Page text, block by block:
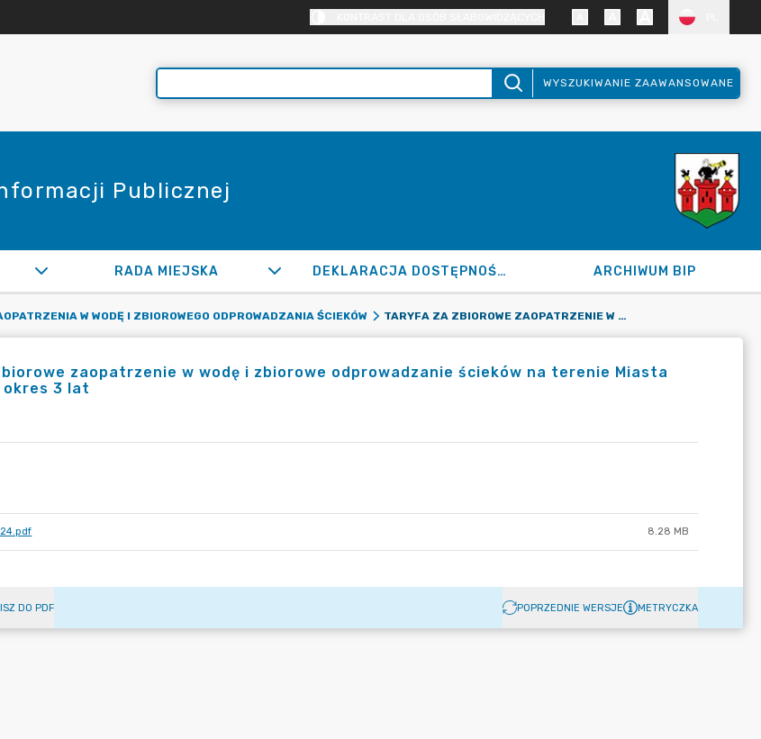
WYSZUKIWANIE ZAAWANSOWANE
Publicznej
RADA MIEJSKA DEKLARACJA DOSTĘPNOŚCI ARCHIWUM BIP
W WODĘ I ZBIOROWEGO ODPROWADZANIA ŚCIEKÓW TARYFA ZA ZBIOROWE ZAOPATRZENIE W WODĘ I ZBIOROWE ODPROWADZANIE ŚCIEKÓW NA TERENIE MIASTA ŁĘCZYCA NA OKRES 3 LAT
zaopatrzenie w wodę i zbiorowe odprowadzanie ścieków na terenie Miasta
okres 3 lat
8.28 MB
DO PDF POPRZEDNIE WERSJE METRYCZKA